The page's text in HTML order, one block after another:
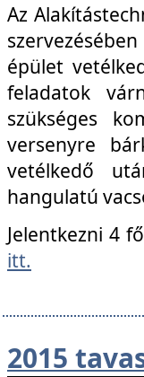
Az
épület
feladatok
szükséges
versenyre
vetélkedő
hangulatú
Jelentkezni 4
itt.
2015